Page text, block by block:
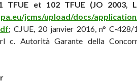
TFUE et 102 TFUE (JO 2003,
jcms/upload/docs/
; CJUE, 20 janvier 2016, n°
c. Autorità Garante della